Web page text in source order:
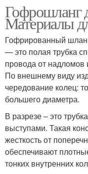
Гофрошланг
Материалы
Гофрированный
— это полая трубка
провода от
По внешнему виду
чередование колец:
большего диаметра.
В разрезе – это
выступами. Такая
жесткость от
обеспечивают
тонких внутренних